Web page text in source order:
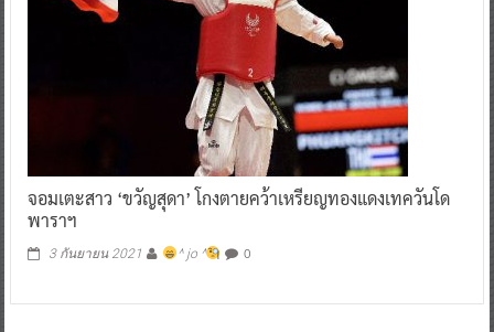
จอมเตะสาว ‘ขวัญสุดา’ โกงตายคว้าเหรียญทองแดงเทควันโด
พาราฯ
3 กันยายน 2021 ^ jo ^ 0